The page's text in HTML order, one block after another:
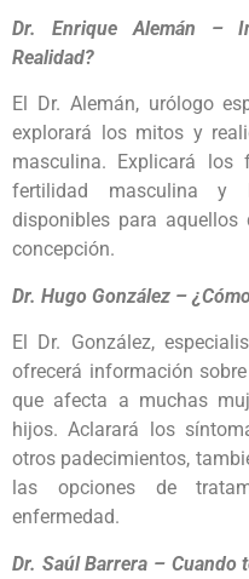
Dr. Enrique Alemán –
Realidad?
El Dr. Alemán, urólogo
explorará los mitos y
masculina. Explicará los
fertilidad masculina y
disponibles para
concepción.
Dr. Hugo González –
El Dr. González,
ofrecerá información
que afecta a muchas
hijos. Aclarará los
otros padecimientos,
las opciones de
enfermedad.
Dr. Saúl Barrera – Cuando